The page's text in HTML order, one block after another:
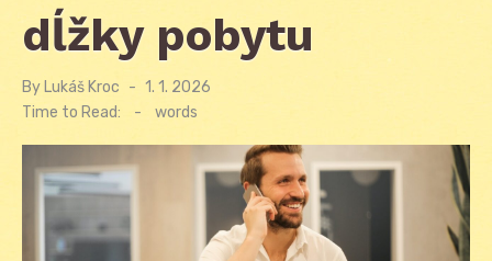
dĺžky pobytu
By Lukáš Kroc
Posted
on
1. 1. 2026
Time to Read:
- words